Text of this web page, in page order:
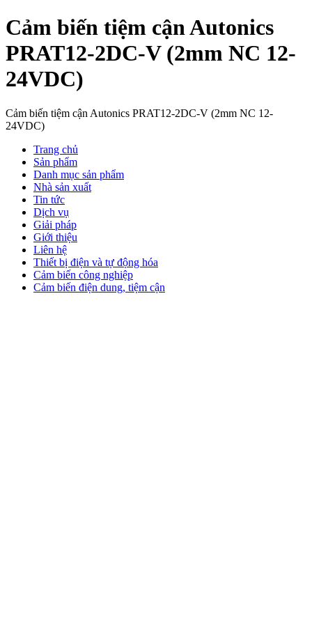
Cảm biến tiệm cận Autonics
PRAT12-2DC-V (2mm NC 12-
24VDC)
Cảm biến tiệm cận Autonics PRAT12-2DC-V (2mm NC 12-
24VDC)
Trang chủ
Sản phẩm
Danh mục sản phẩm
Nhà sản xuất
Tin tức
Dịch vụ
Giải pháp
Giới thiệu
Liên hệ
Thiết bị điện và tự động hóa
Cảm biến công nghiệp
Cảm biến điện dung, tiệm cận